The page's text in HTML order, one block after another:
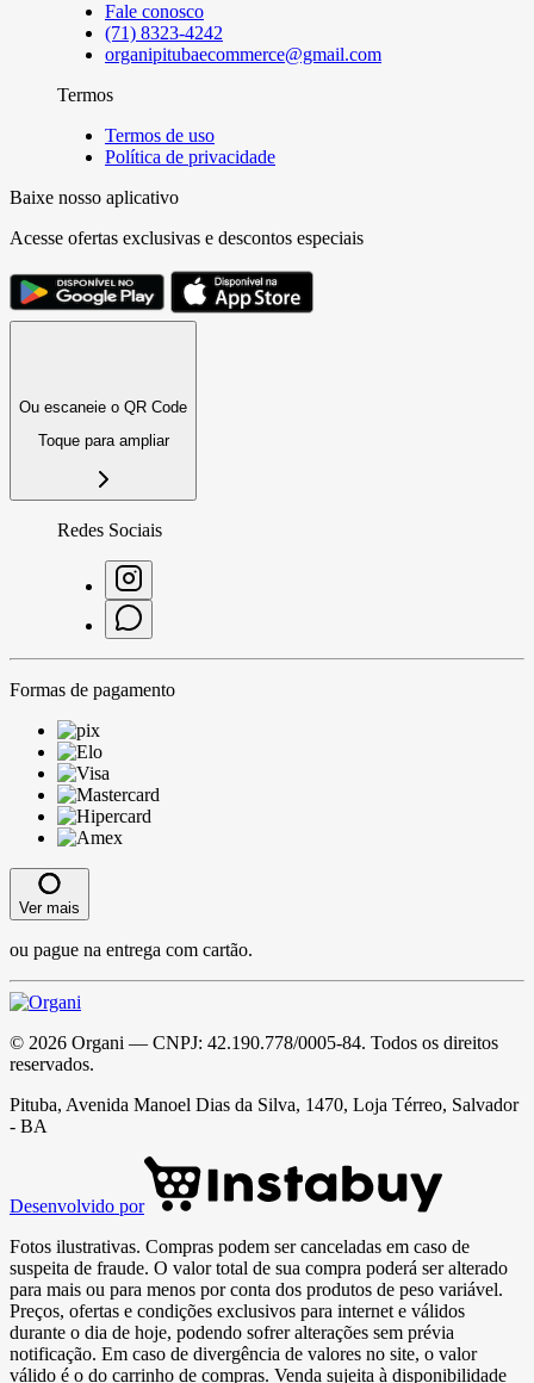
Fale conosco
(71) 8323-4242
organipitubaecommerce@gmail.com
Termos
Termos de uso
Política de privacidade
Baixe nosso aplicativo
Acesse ofertas exclusivas e descontos especiais
Ou escaneie o QR Code
Toque para ampliar
Redes Sociais
Formas de pagamento
Ver mais
ou pague na entrega com cartão.
© 2026 Organi — CNPJ: 42.190.778/0005-84. Todos os direitos
reservados.
Pituba, Avenida Manoel Dias da Silva, 1470, Loja Térreo, Salvador
- BA
Desenvolvido por
Fotos ilustrativas. Compras podem ser canceladas em caso de
suspeita de fraude. O valor total de sua compra poderá ser alterado
para mais ou para menos por conta dos produtos de peso variável.
Preços, ofertas e condições exclusivos para internet e válidos
durante o dia de hoje, podendo sofrer alterações sem prévia
notificação. Em caso de divergência de valores no site, o valor
válido é o do carrinho de compras. Venda sujeita à disponibilidade